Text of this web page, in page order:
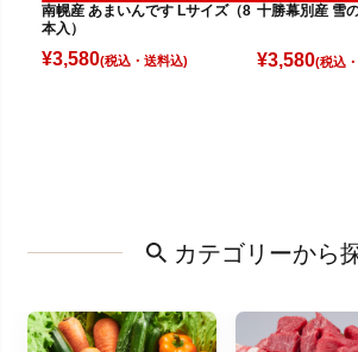
南幌産 あまいんです Lサイズ（8
本入）
¥3,580(税込)
十勝幕別産 雪
¥3,580(税込)
カテゴリーから